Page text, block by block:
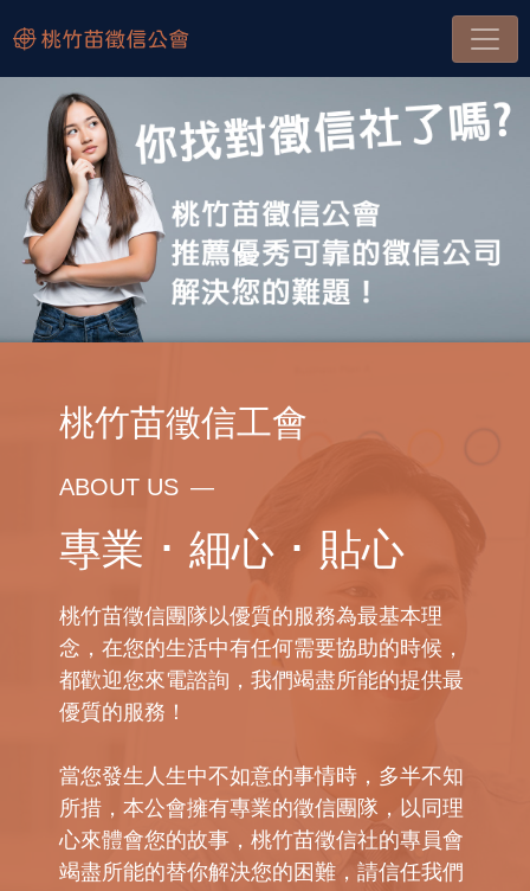
桃竹苗徵信工會
ABOUT US
專業 ･ 細心 ･ 貼心
桃竹苗徵信團隊以優質的服務為最基本理
念，在您的生活中有任何需要協助的時候，
都歡迎您來電諮詢，我們竭盡所能的提供最
優質的服務！
當您發生人生中不如意的事情時，多半不知
所措，本公會擁有專業的徵信團隊，以同理
心來體會您的故事，桃竹苗徵信社的專員會
竭盡所能的替你解決您的困難，請信任我們